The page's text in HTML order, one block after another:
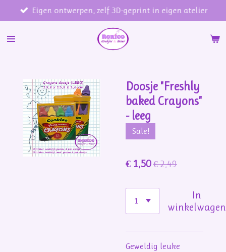
direct
naar
Eigen ontwerpen, zelf 3D-geprint in eigen atelier
Doosje "Freshly
baked Crayons"
- leeg
Sale!
€ 1,50€ 2,49
In
winkelwagen
Geweldig leuke